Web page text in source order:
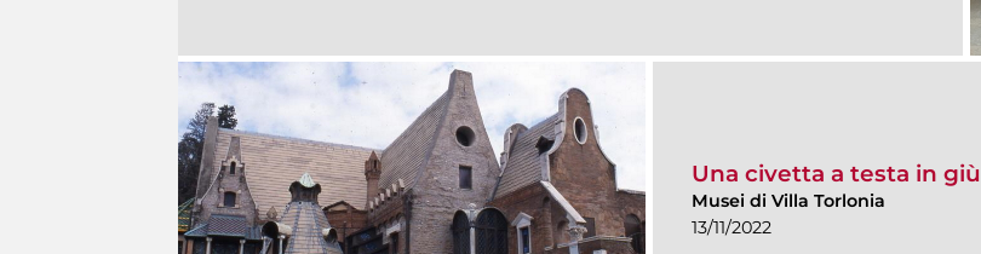
Una civetta a testa in giù
Musei di Villa Torlonia
13/11/2022